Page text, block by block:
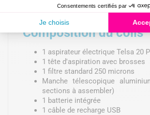
Composition du colis
1 aspirateur électrique Telsa 20
1 tête d'aspiration avec brosses
1 filtre standard 250 microns
Manche télescopique
sections à assembler)
1 batterie intégrée
1 câble de recharge USB